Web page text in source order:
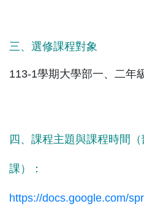
三、選修課程對象
113-1學期大學部一、二年
四、課程主題與課程時間
課）：
https://docs.google.com/